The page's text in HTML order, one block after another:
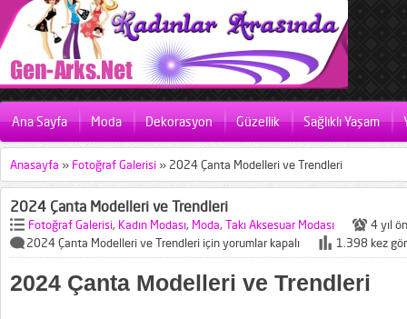
Ana Sayfa Moda Dekorasyon Güzellik Sağlıklı Yaşam
Anasayfa » Fotoğraf Galerisi » 2024 Çanta Modelleri ve Trendleri
2024 Çanta Modelleri ve Trendleri
Fotoğraf Galerisi, Kadın Modası, Moda, Takı Aksesuar Modası
4 yıl
2024 Çanta Modelleri ve Trendleri içinyorumlar kapalı 1.398 kez
2024 Çanta Modelleri ve Trendleri